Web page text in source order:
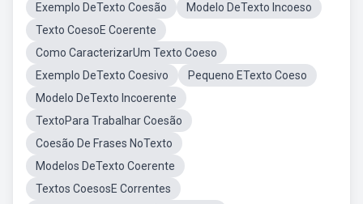
Exemplo DeTexto Coesão
Modelo DeTexto Incoeso
Texto CoesoE Coerente
Como CaracterizarUm Texto Coeso
Exemplo DeTexto Coesivo
Pequeno ETexto Coeso
Modelo DeTexto Incoerente
TextoPara Trabalhar Coesão
Coesão De Frases NoTexto
Modelos DeTexto Coerente
Textos CoesosE Correntes